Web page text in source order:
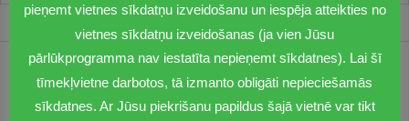
1201
dmv@riga.lv
pieņemt vietnes sīkdatņu izveidošanu un iespēja atteikties no
vietnes sīkdatņu izveidošanas (ja vien Jūsu
pārlūkprogramma nav iestatīta nepieņemt sīkdatnes). Lai šī
tīmekļvietne darbotos, tā izmanto obligāti nepieciešamās
sīkdatnes. Ar Jūsu piekrišanu papildus šajā vietnē var tikt